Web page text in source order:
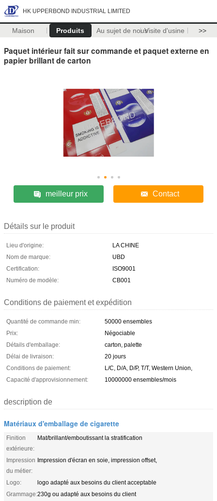
HK UPPERBOND INDUSTRIAL LIMITED
Maison Produits Au sujet de nousVisite d'usine >>
Paquet intérieur fait sur commande et paquet externe en
papier brillant de carton
meilleur prix Contact
Détails sur le produit
Lieu d'origine:
LA CHINE
Nom de marque:
UBD
Certification:
ISO9001
Numéro de modèle:
CB001
Conditions de paiement et expédition
Quantité de commande min:
50000 ensembles
Prix:
Négociable
Détails d'emballage:
carton, palette
Délai de livraison:
20 jours
Conditions de paiement:
L/C, D/A, D/P, T/T, Western Union,
Capacité d'approvisionnement:
10000000 ensembles/mois
description de
Matériaux d'emballage de cigarette
Finition
extérieure:
Mat/brillant/emboutissant la stratification
Impression
du métier:
Impression d'écran en soie, impression offset,
Logo:
logo adapté aux besoins du client acceptable
Grammage:230g ou adapté aux besoins du client